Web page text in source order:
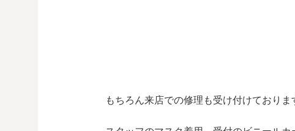
もちろん来店での修理も受け付けておりま